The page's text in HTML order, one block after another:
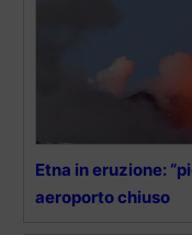
Etna in eruzione:
aeroporto chiuso